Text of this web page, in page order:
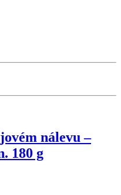
nálevu –
180 g